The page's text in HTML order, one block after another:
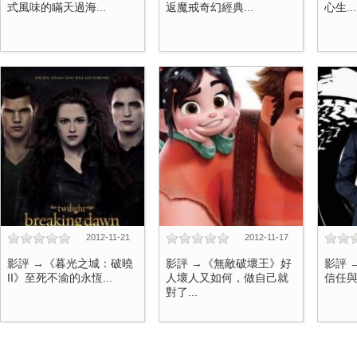
式風味的瞞天過海...
返魔戒奇幻經典...
心生...
2012-11-21
影評 →《暮光之城：破曉
II》至死不渝的永恆...
2012-11-17
影評 →《無敵破壞王》好
人壞人又如何，做自己就
對了...
影評
信任